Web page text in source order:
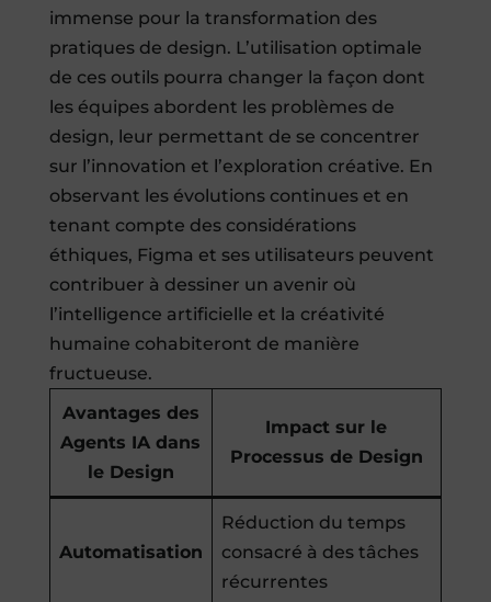
immense pour la transformation des
pratiques de design. L’utilisation optimale
de ces outils pourra changer la façon dont
les équipes abordent les problèmes de
design, leur permettant de se concentrer
sur l’innovation et l’exploration créative. En
observant les évolutions continues et en
tenant compte des considérations
éthiques, Figma et ses utilisateurs peuvent
contribuer à dessiner un avenir où
l’intelligence artificielle et la créativité
humaine cohabiteront de manière
fructueuse.
Avantages des
Agents IA dans
le Design
Impact sur le
Processus de Design
Automatisation
Réduction du temps
consacré à des tâches
récurrentes